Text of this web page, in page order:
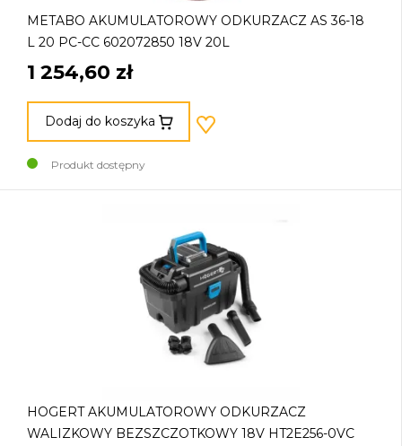
METABO AKUMULATOROWY ODKURZACZ AS 36-18
L 20 PC-CC 602072850 18V 20L
1 254,60 zł
Dodaj do koszyka
Produkt dostępny
HOGERT AKUMULATOROWY ODKURZACZ
WALIZKOWY BEZSZCZOTKOWY 18V HT2E256-0VC